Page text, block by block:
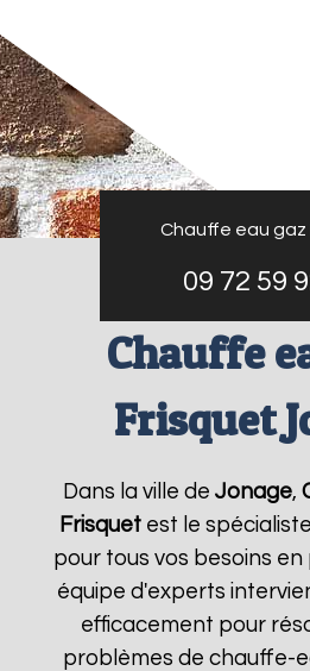
Chauffe eau gaz
09 72 59
Chauffe
Frisquet
Dans la ville deJonage,
Frisquet est le
pour tous vos besoins
équipe d'experts
efficacement pour
problèmes de chauffe-